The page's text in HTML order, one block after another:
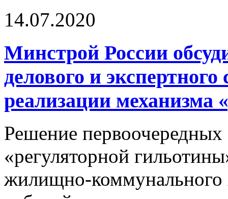
14.07.2020
Минстрой России
делового и
реализации механизма
Решение первоочередных
«регуляторной
жилищно-коммунального